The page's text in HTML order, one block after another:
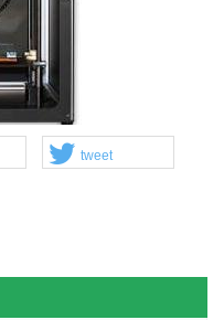
tweet